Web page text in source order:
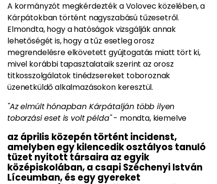
A kormányzót megkérdezték a Volovec közelében, a
Kárpátokban történt nagyszabású tűzesetről.
Elmondta, hogy a hatóságok vizsgálják annak
lehetőségét is, hogy a tűz esetleg orosz
megrendelésre elkövetett gyújtogatás miatt tört ki,
mivel korábbi tapasztalataik szerint az orosz
titkosszolgálatok tinédzsereket toboroznak
üzenetküldő alkalmazásokon keresztül.
"Az elmúlt hónapban Kárpátalján több ilyen
toborzási eset is volt példa"- mondta, kiemelve
az április közepén történt incidenst,
amelyben egy kilencedik osztályos tanuló
tüzet nyitott társaira az egyik
középiskolában, a csapi Széchenyi István
Líceumban, és egy gyereket